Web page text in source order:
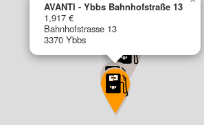
AVANTI - Ybbs Bahnhofstraße 13
1,917 €
Bahnhofstrasse 13
3370 Ybbs